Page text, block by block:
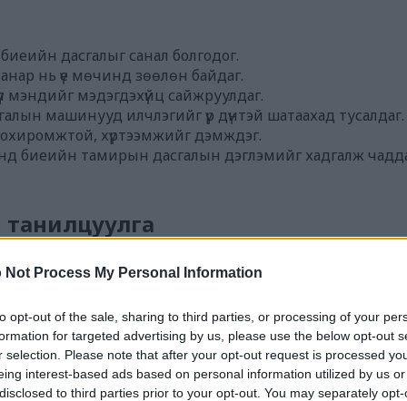
Not Process My Personal Information
opt-out of the sale, sharing to third parties, or processing of your
for targeted advertising by us, please use the below opt-out
selection. Please note that after your opt-out request is processed
interest-based ads based on personal information utilized by us
to third parties prior to your opt-out. You may separately
дасгалыг санал болгодог.
нь үе мөчинд зөөлөн байдаг.
мэндийг мэдэгдэхүйц сайжруулдаг.
машинууд илчлэгийг үр дүнтэй шатаахад тусалдаг.
хүртээмжийг дэмждэг.
биеийн тамирын дасгалын дэглэмийг хадгалж
нь фитнесс сонирхогчдод зориулсан хамгийн
санал болгодог. Энэ нь үе мөчинд хүчтэй цохилт
эхлээд туршлагатай тамирчид хүртэл хүн
хойш хөдөлдөг, байгалийн алхмуудыг
энэ нь биеийн дээд хэсгийн дасгалд нэмэр
фитнессийн зорилго, түвшинд тохиромжтой